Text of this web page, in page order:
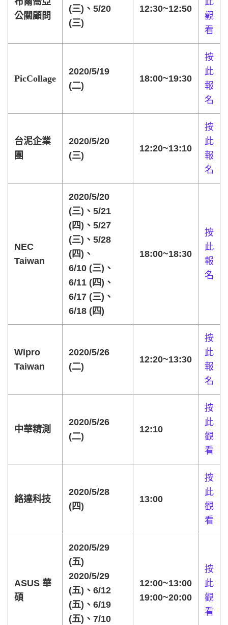
公關顧問
(三)、5/20
(三)
12:30~12:50
觀
看
PicCollage
2020/5/19
(二)
18:00~19:30
按
此
報
名
台泥企業
團
2020/5/20
(三)
12:20~13:10
按
此
報
名
NEC
Taiwan
2020/5/20
(三)、5/21
(四)、5/27
(三)、5/28
(四)、
6/10 (三)、
6/11 (四)、
6/17 (三)、
6/18 (四)
18:00~18:30
按
此
報
名
Wipro
Taiwan
2020/5/26
(二)
12:20~13:30
按
此
報
名
中華精測
2020/5/26
(二)
12:10
按
此
觀
看
絡達科技
2020/5/28
(四)
13:00
按
此
觀
看
ASUS 華
碩
2020/5/29
(五)
2020/5/29
(五)、6/12
(五)、6/19
(五)、7/10
12:00~13:00
19:00~20:00
按
此
觀
看